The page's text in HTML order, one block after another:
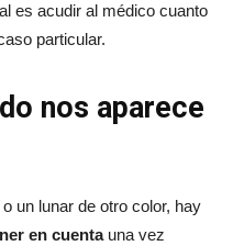
es acudir al médico cuanto
particular.
nos aparece
un lunar de otro color, hay
en cuentauna vez